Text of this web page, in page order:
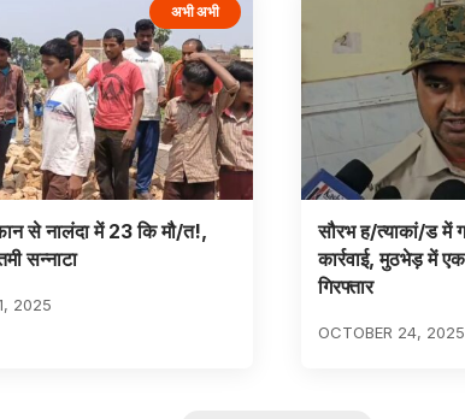
अभी अभी
से नालंदा में 23 कि मौ/त!,
सन्नाटा
2025
सौरभ ह/त्याकां/ड में
कार्रवाई, मुठभेड़ में
गिरफ्तार
OCTOBER 24, 2025